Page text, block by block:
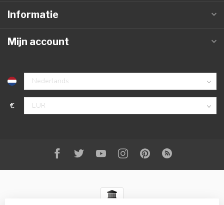
Informatie
Mijn account
€